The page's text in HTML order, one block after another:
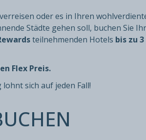
oder es in Ihren
Städte gehen soll, buchen Sie
teilnehmenden Hotels bis zu
Flex Preis.
sich auf jeden Fall!